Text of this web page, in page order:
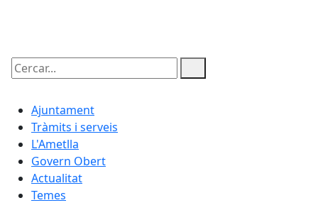
Cercar:
Ajuntament
Tràmits i serveis
L'Ametlla
Govern Obert
Actualitat
Temes